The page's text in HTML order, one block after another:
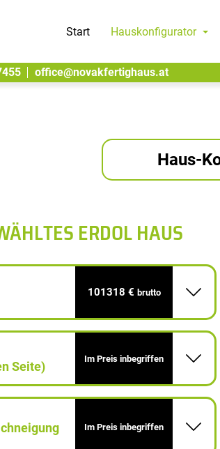
Start Hauskonfigurator
office@novakfertighaus.at
Haus-
ERDOL HAUS
101318 € brutto
Seite)
Im Preis inbegriffen
Im Preis inbegriffen